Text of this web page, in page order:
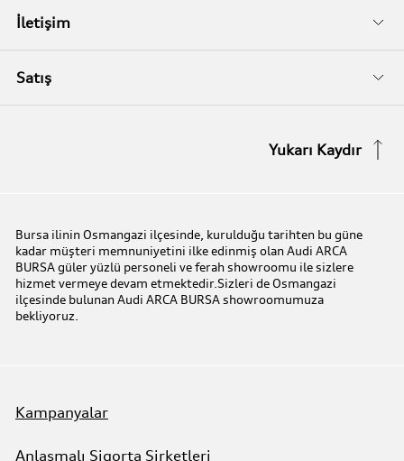
Audi Garanti Plus
Serviste Prestijin 7 Prensibi
Audi Online Team
Benim Audim
Biz Kimiz?
İletişim
İletişim Bilgileri
Satış
Audi prime :plus
Yukarı Kaydır
Bursa ilinin Osmangazi ilçesinde, kurulduğu tarihten bu güne
kadar müşteri memnuniyetini ilke edinmiş olan Audi ARCA
BURSA güler yüzlü personeli ve ferah showroomu ile sizlere
hizmet vermeye devam etmektedir.Sizleri de Osmangazi
ilçesinde bulunan Audi ARCA BURSA showroomumuza
bekliyoruz.
Kampanyalar
Anlaşmalı Sigorta Şirketleri